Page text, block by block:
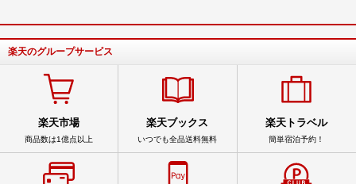
楽天のグループサービス
楽天市場
商品数は1億点以上
楽天ブックス
いつでも全品送料無料
楽天トラベル
簡単宿泊予約！